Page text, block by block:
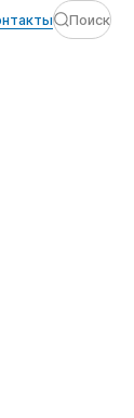
Поиск